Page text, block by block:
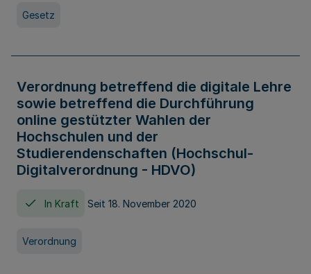
Gesetz
Verordnung betreffend die digitale Lehre
sowie betreffend die Durchführung
online gestützter Wahlen der
Hochschulen und der
Studierendenschaften (Hochschul-
Digitalverordnung - HDVO)
In Kraft Seit 18. November 2020
Verordnung